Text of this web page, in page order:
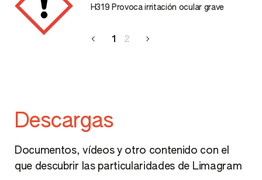
H319 Provoca irritación ocular grave
1 2
Descargas
Documentos, vídeos y otro contenido con el
que descubrir las particularidades de Limagram